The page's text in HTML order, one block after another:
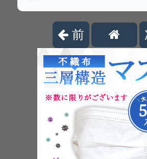
前